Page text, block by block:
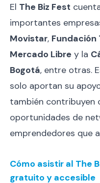
El The Biz Fest
importantes
Movistar, Fundación
Mercado Libre y la
Bogotá, entre otras.
solo aportan su
también contribuyen
oportunidades de
emprendedores que
Cómo asistir al The
gratuito y accesible